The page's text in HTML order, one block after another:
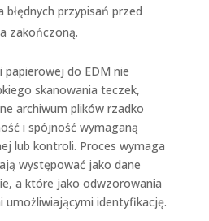
przypisań przed
zakończoną.
do EDM nie
skanowania teczek,
archiwum plików rzadko
i spójność wymaganą
lub kontroli. Proces wymaga
występować jako dane
a które jako odwzorowania
identyfikację.